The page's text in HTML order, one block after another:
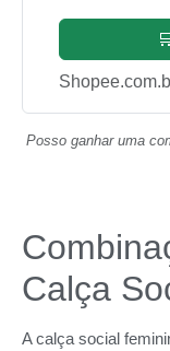
Posso ganhar uma
Calça
A calça social